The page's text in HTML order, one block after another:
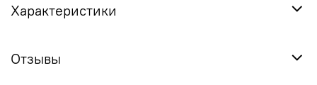
Характеристики
Отзывы